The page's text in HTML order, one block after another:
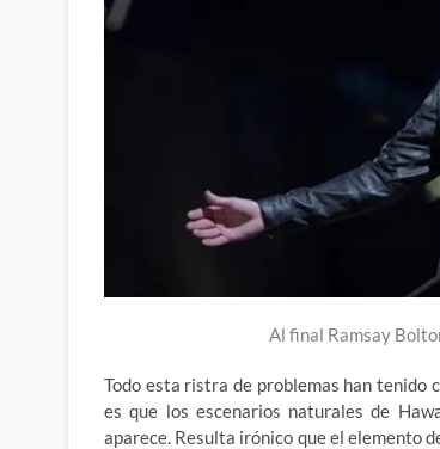
Al final Ramsay
Todo esta ristra de problemas han tenido
es que los escenarios naturales de
aparece. Resulta irónico que el elemento